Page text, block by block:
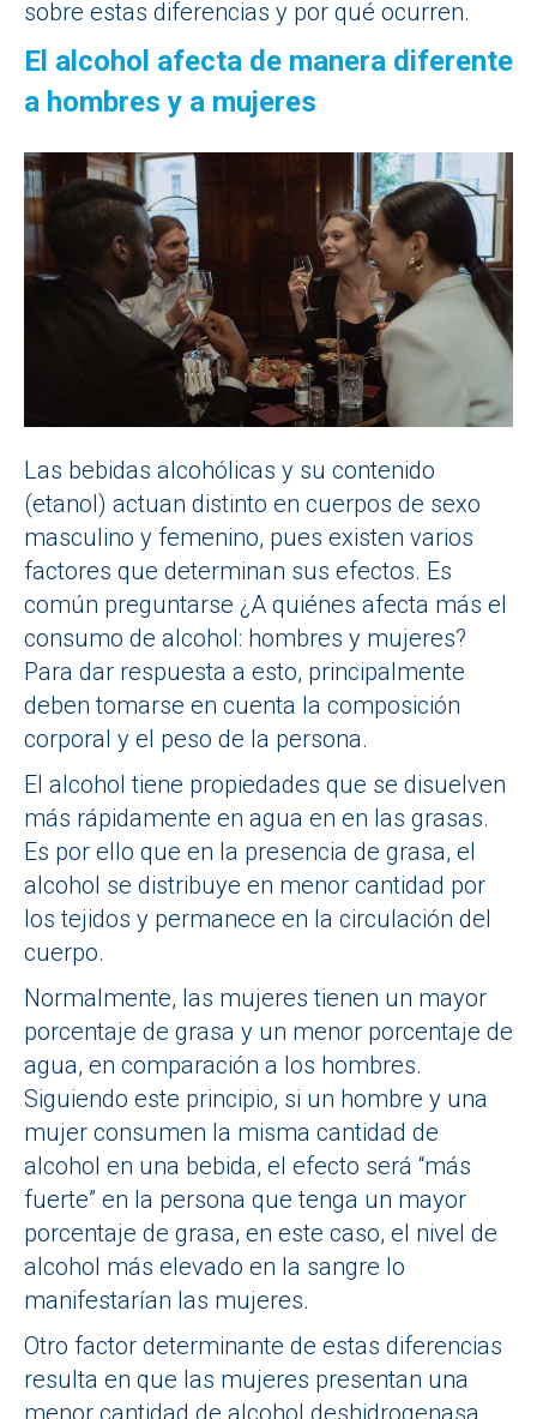
sobre estas diferencias y por qué ocurren.
El alcohol afecta de manera diferente
a hombres y a mujeres
Las bebidas alcohólicas y su contenido
(etanol) actuan distinto en cuerpos de sexo
masculino y femenino, pues existen varios
factores que determinan sus efectos. Es
común preguntarse ¿A quiénes afecta más el
consumo de alcohol: hombres y mujeres?
Para dar respuesta a esto, principalmente
deben tomarse en cuenta la composición
corporal y el peso de la persona.
El alcohol tiene propiedades que se disuelven
más rápidamente en agua en en las grasas.
Es por ello que en la presencia de grasa, el
alcohol se distribuye en menor cantidad por
los tejidos y permanece en la circulación del
cuerpo.
Normalmente, las mujeres tienen un mayor
porcentaje de grasa y un menor porcentaje de
agua, en comparación a los hombres.
Siguiendo este principio, si un hombre y una
mujer consumen la misma cantidad de
alcohol en una bebida, el efecto será “más
fuerte” en la persona que tenga un mayor
porcentaje de grasa, en este caso, el nivel de
alcohol más elevado en la sangre lo
manifestarían las mujeres.
Otro factor determinante de estas diferencias
resulta en que las mujeres presentan una